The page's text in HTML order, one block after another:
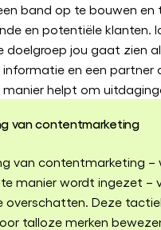
band op te bouwen en
en potentiële klanten.
doelgroep jou gaat zien
en een partner
helpt om
van contentmarketing
van contentmarketing –
manier wordt ingezet –
overschatten. Deze
talloze merken